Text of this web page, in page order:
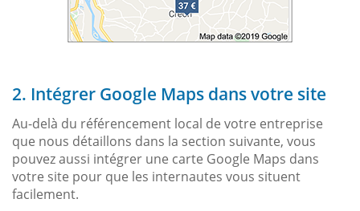
2. Intégrer Google Maps dans votre site
Au-delà du référencement local de votre entreprise
que nous détaillons dans la section suivante, vous
pouvez aussi intégrer une carte Google Maps dans
votre site pour que les internautes vous situent
facilement.